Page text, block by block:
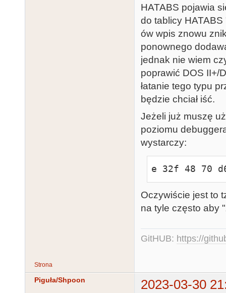
HATABS pojawia
do tablicy
ów wpis znowu
ponownego
jednak nie wiem
poprawić DOS II+/
łatanie tego typu
będzie chciał iść.
Jeżeli już muszę
poziomu
wystarczy:
e 32f 48 70
Oczywiście jest to
na tyle często aby
GitHUB: https://
Strona
Piguła/Shpoon
2023-03-30